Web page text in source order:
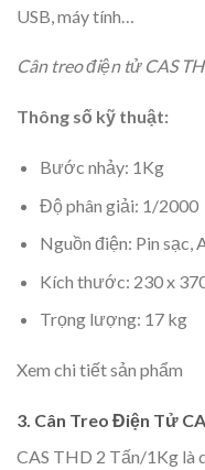
USB, máy tính…
Cân treo điện tử CAS
Thông số kỹ thuật:
Bước nhảy: 1Kg
Độ phân giải: 1/2000
Nguồn điện: Pin sạc,
Kích thước: 230 x
Trọng lượng: 17 kg
Xem chi tiết sản phẩm
3. Cân Treo Điện Tử
CAS THD 2 Tấn/1Kg là